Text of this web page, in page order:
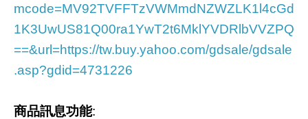
mcode=MV92TVFFTzVWMmdNZWZLK1l4cGd
1K3UwUS81Q00ra1YwT2t6MklYVDRlbVVZPQ
==&url=https://tw.buy.yahoo.com/gdsale/gdsale
.asp?gdid=4731226
商品訊息功能: